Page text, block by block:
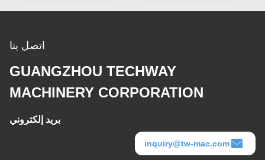
اتصل بنا
GUANGZHOU TECHWAY
MACHINERY CORPORATION
بريد إلكتروني
inquiry@tw-mac.com